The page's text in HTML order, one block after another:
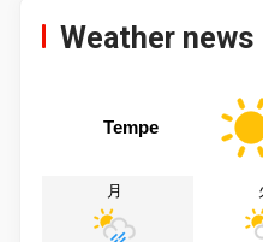
Weather news
Tempe
月